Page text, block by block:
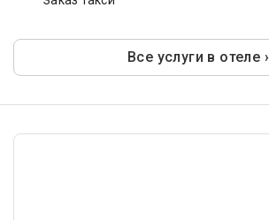
Все услуги в отеле ›